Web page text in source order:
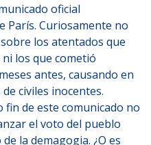
oficial
París. Curiosamente no
los atentados que
los que cometió
antes, causando en
civiles inocentes.
fin de este comunicado no
el voto del pueblo
la demagogia. ¿O es